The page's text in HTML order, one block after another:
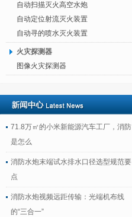
自动扫描灭火高空水炮
自动定位射流灭火装置
自动寻的喷水灭火装置
火灾探测器
图像火灾探测器
71.8万㎡的小米新能源汽车工厂，消防
是怎么
消防水炮末端试水排水口径选型规范要
点
消防水炮视频远距传输：光端机布线
的“三合一”